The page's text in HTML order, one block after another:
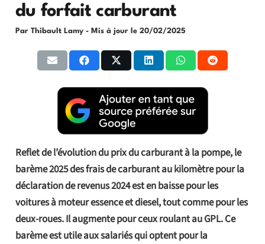
du forfait carburant
Par Thibault Lamy - Mis à jour le 20/02/2025
Reflet de l’évolution du prix du carburant à la pompe, le
barème 2025 des frais de carburant au kilomètre pour la
déclaration de revenus 2024 est en baisse pour les
voitures à moteur essence et diesel, tout comme pour les
deux-roues. Il augmente pour ceux roulant au GPL. Ce
barème est utile aux salariés qui optent pour la